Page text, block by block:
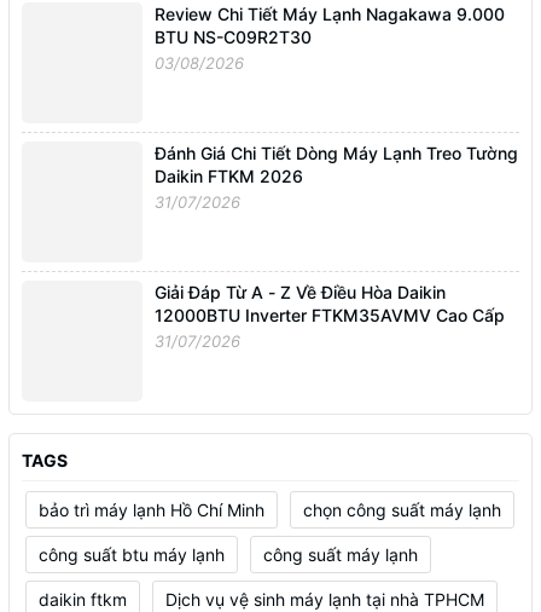
Review Chi Tiết Máy Lạnh Nagakawa 9.000
BTU NS-C09R2T30
03/08/2026
Đánh Giá Chi Tiết Dòng Máy Lạnh Treo Tường
Daikin FTKM 2026
31/07/2026
Giải Đáp Từ A - Z Về Điều Hòa Daikin
12000BTU Inverter FTKM35AVMV Cao Cấp
31/07/2026
TAGS
bảo trì máy lạnh Hồ Chí Minh chọn công suất máy lạnh
công suất btu máy lạnh công suất máy lạnh
daikin ftkm Dịch vụ vệ sinh máy lạnh tại nhà TPHCM